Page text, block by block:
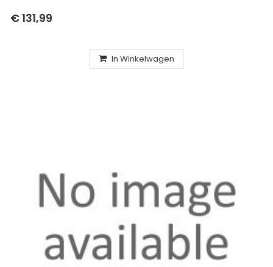
€ 131,99
In Winkelwagen